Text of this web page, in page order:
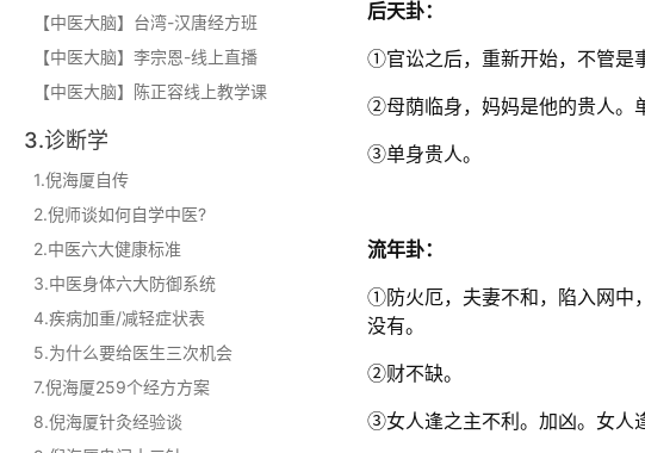
【中医大脑】台湾-汉唐经方班
【中医大脑】李宗恩-线上直播
【中医大脑】陈正容线上教学课
3.诊断学
1.倪海厦自传
2.倪师谈如何自学中医?
2.中医六大健康标准
3.中医身体六大防御系统
4.疾病加重/减轻症状表
5.为什么要给医生三次机会
7.倪海厦259个经方方案
8.倪海厦针灸经验谈
后天卦：
①官讼之后，重新开始，不管是
②母荫临身，妈妈是他的贵人。
③单身贵人。
流年卦：
①防火厄，夫妻不和，陷入网中
没有。
②财不缺。
③女人逢之主不利。加凶。女人